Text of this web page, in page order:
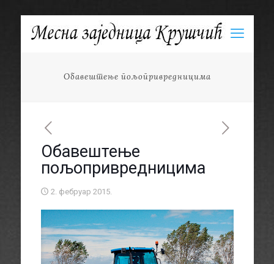
Обавештење пољопривредницима
Обавештење
пољопривредницима
2. фебруар 2015.